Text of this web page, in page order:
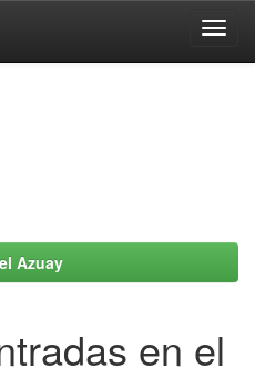
Azuay
en el